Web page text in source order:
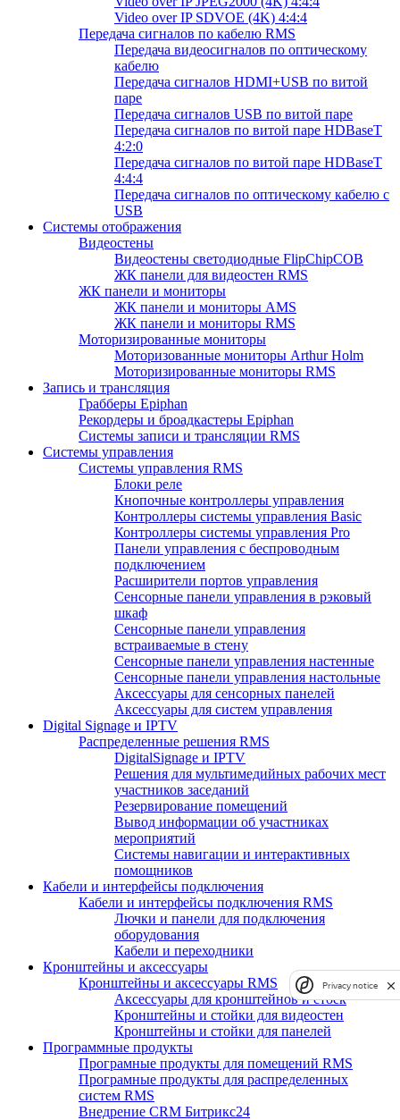
Video over IP SDVOE (4K) 4:4:4
Передача сигналов по кабелю RMS
Передача видеосигналов по оптическому
кабелю
Передача сигналов HDMI+USB по витой
паре
Передача сигналов USB по витой паре
Передача сигналов по витой паре HDBaseT
4:2:0
Передача сигналов по витой паре HDBaseT
4:4:4
Передача сигналов по оптическому кабелю с
USB
Системы отображения
Видеостены
Видеостены светодиодные FlipChipCOB
ЖК панели для видеостен RMS
ЖК панели и мониторы
ЖК панели и мониторы AMS
ЖК панели и мониторы RMS
Моторизированные мониторы
Моторизованные мониторы Arthur Holm
Моторизированные мониторы RMS
Запись и трансляция
Грабберы Epiphan
Рекордеры и броадкастеры Epiphan
Системы записи и трансляции RMS
Системы управления
Системы управления RMS
Блоки реле
Кнопочные контроллеры управления
Контроллеры системы управления Basic
Контроллеры системы управления Pro
Панели управления с беспроводным
подключением
Расширители портов управления
Сенсорные панели управления в рэковый
шкаф
Сенсорные панели управления
встраиваемые в стену
Сенсорные панели управления настенные
Сенсорные панели управления настольные
Аксессуары для сенсорных панелей
Аксессуары для систем управления
Digital Signage и IPTV
Распределенные решения RMS
DigitalSignage и IPTV
Решения для мультимедийных рабочих мест
участников заседаний
Резервирование помещений
Вывод информации об участниках
мероприятий
Системы навигации и интерактивных
помощников
Кабели и интерфейсы подключения
Кабели и интерфейсы подключения RMS
Лючки и панели для подключения
оборудования
Кабели и переходники
Кронштейны и аксессуары
Кронштейны и аксессуары RMS
Аксессуары для кронштейнов и стоек
Кронштейны и стойки для видеостен
Кронштейны и стойки для панелей
Программные продукты
Програмные продукты для помещений RMS
Програмные продукты для распределенных
систем RMS
Внедрение CRM Битрикс24
Privacy notice